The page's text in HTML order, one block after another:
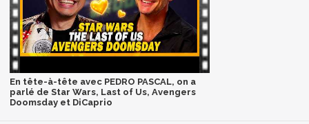
En tête-à-tête avec PEDRO PASCAL, on a
parlé de Star Wars, Last of Us, Avengers
Doomsday et DiCaprio